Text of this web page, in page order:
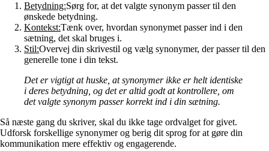
Betydning:Sørg for, at det valgte synonym passer til den
ønskede betydning.
Kontekst:Tænk over, hvordan synonymet passer ind i den
sætning, det skal bruges i.
Stil:Overvej din skrivestil og vælg synonymer, der passer til den
generelle tone i din tekst.
Det er vigtigt at huske, at synonymer ikke er helt identiske
i deres betydning, og det er altid godt at kontrollere, om
det valgte synonym passer korrekt ind i din sætning.
Så næste gang du skriver, skal du ikke tage ordvalget for givet.
Udforsk forskellige synonymer og berig dit sprog for at gøre din
kommunikation mere effektiv og engagerende.